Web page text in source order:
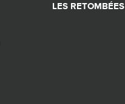
LES RETOMBÉES